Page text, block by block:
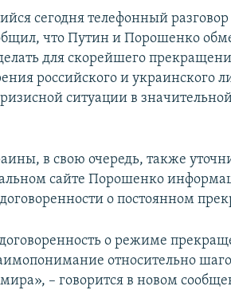
сегодня телефонный
что Путин и Порошенко
для скорейшего
российского и украинского
ситуации в
в свою очередь, также
сайте Порошенко
о постоянном
договоренность о режиме
относительно
– говорится в новом